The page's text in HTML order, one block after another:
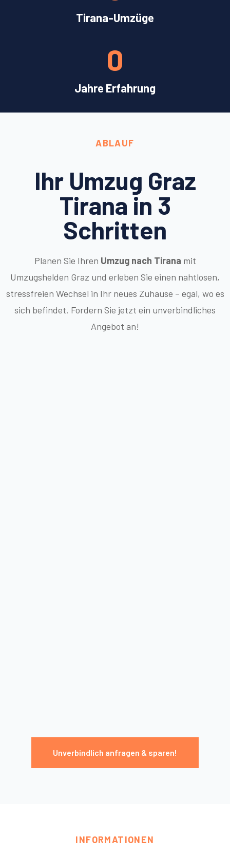
Tirana-Umzüge
Jahre Erfahrung
0
ABLAUF
Ihr Umzug Graz
Tirana in 3
Schritten
Planen Sie Ihren Umzug nach Tirana mit
Umzugshelden Graz und erleben Sie einen nahtlosen,
stressfreien Wechsel in Ihr neues Zuhause – egal, wo es
sich befindet. Fordern Sie jetzt ein unverbindliches
Angebot an!
Unverbindlich anfragen & sparen!
INFORMATIONEN